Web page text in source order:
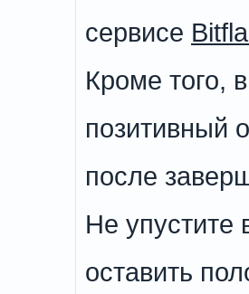
сервисе
Кроме того,
позитивный
после
Не упустите
оставить